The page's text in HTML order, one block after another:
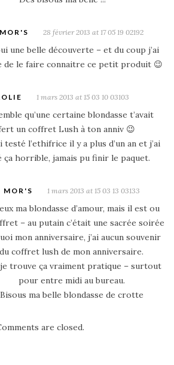
MOR'S 28 février 2013 at 17 05 19 02192
une belle découverte – et du coup j’ai
de le faire connaitre ce petit produit 😉
1 mars 2013 at 15 03 10 03103
qu’une certaine blondasse t’avait
un coffret Lush à ton anniv 😉
testé l’ethifrice il y a plus d’un an et j’ai
ça horrible, jamais pu finir le paquet.
MOR'S 1 mars 2013 at 15 03 13 03133
ma blondasse d’amour, mais il est ou
– au putain c’était une sacrée soirée
mon anniversaire, j’ai aucun souvenir
du coffret lush de mon anniversaire.
trouve ça vraiment pratique – surtout
pour entre midi au bureau.
Bisous ma belle blondasse de crotte
are closed.